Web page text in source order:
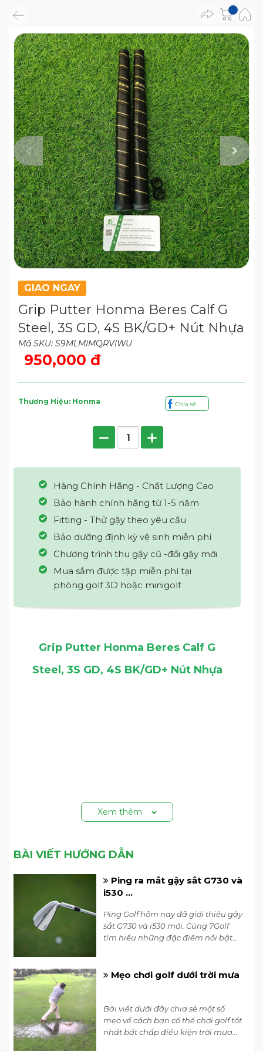
GIAO NGAY
Grip Putter Honma Beres Calf G
Steel, 3S GD, 4S BK/GD+ Nút Nhựa
Mã SKU: S9MLMIMQRVIWU
950,000 đ
Thương Hiệu: Honma Chia sẻ
Hàng Chính Hãng - Chất Lượng Cao
Bảo hành chính hãng từ 1-5 năm
Fitting - Thử gậy theo yêu cầu
Bảo dưỡng định kỳ vệ sinh miễn phí
Chương trình thu gậy cũ -đổi gậy mới
Mua sắm được tập miễn phí tại
phòng golf 3D hoặc minigolf
Grip Putter Honma Beres Calf G
Steel, 3S GD, 4S BK/GD+ Nút Nhựa
Xem thêm
BÀI VIẾT HƯỚNG DẪN
Ping ra mắt gậy sắt G730 và
i530 ...
Ping Golf hôm nay đã giới thiệu gậy
sắt G730 và i530 mới. Cùng 7Golf
tìm hiểu những đặc điểm nổi bật
Mẹo chơi golf dưới trời mưa
Bài viết dưới đây chia sẻ một số
mẹo về cách bạn có thể chơi golf tốt
nhất bất chấp điều kiện trời mưa